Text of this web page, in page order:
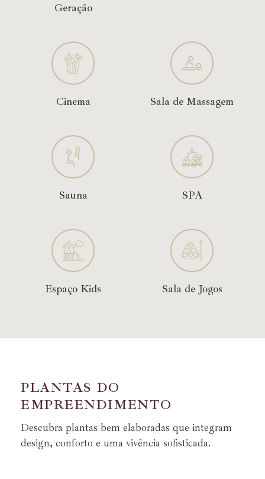
Geração
Cinema Sala de Massagem
Sauna SPA
Espaço Kids Sala de Jogos
PLANTAS DO
EMPREENDIMENTO
Descubra plantas bem elaboradas que integram
design, conforto e uma vivência sofisticada.